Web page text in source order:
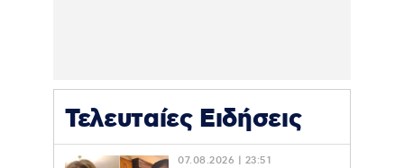
Τελευταίες Ειδήσεις
07.08.2026 | 23:51